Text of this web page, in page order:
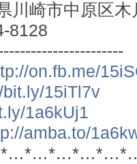
川崎市中原区木
8128
on.fb.me/
bit.ly/15iTl7v
1a6kUj1
amba.to/